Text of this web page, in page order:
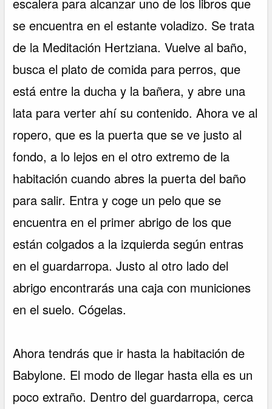
escalera para alcanzar uno de los libros que
se encuentra en el estante voladizo. Se trata
de la Meditación Hertziana. Vuelve al baño,
busca el plato de comida para perros, que
está entre la ducha y la bañera, y abre una
lata para verter ahí su contenido. Ahora ve al
ropero, que es la puerta que se ve justo al
fondo, a lo lejos en el otro extremo de la
habitación cuando abres la puerta del baño
para salir. Entra y coge un pelo que se
encuentra en el primer abrigo de los que
están colgados a la izquierda según entras
en el guardarropa. Justo al otro lado del
abrigo encontrarás una caja con municiones
en el suelo. Cógelas.
Ahora tendrás que ir hasta la habitación de
Babylone. El modo de llegar hasta ella es un
poco extraño. Dentro del guardarropa, cerca